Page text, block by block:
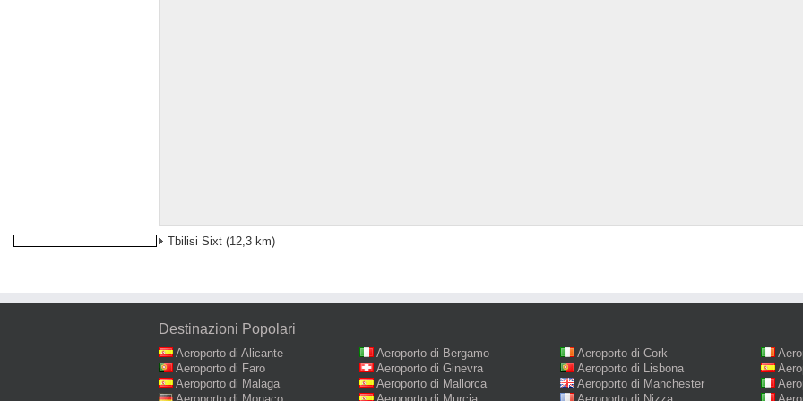
Tbilisi Sixt (12,3 km)
Destinazioni Popolari
Aeroporto di Alicante Aeroporto di Bergamo Aeroporto di Cork
Aeroporto di Faro
Aeroporto di Ginevra Aeroporto di Lisbona
Aeroporto di Malaga
Aeroporto di Mallorca Aeroporto di Manchester